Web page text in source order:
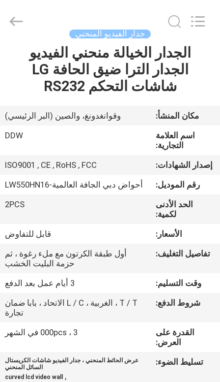
الصفحة
الرئيسية
معلومات
جولة
مراقبة
الجودة
اتصل
جدار الفيديو المنحني
الجدار الخيالة منحني الفيديو
الجدار الترا ضيق الحافة LG
شاشات التحكم RS232
مكان المنشأ:
وقوانغدونغ، والصين (البر الرئيسي)
اسم العلامة
التجارية:
DDW
إصدار الشهادات:
ISO9001 , CE , RoHS , FCC
رقم الموديل:
أحواض دبي الجافة العالمية-LW550HN16
الحد الأدنى
لكمية:
2PCS
الأسعار:
قابل للتفاوض
تفاصيل التغليف:
أول طبقة الكرتون مع ملء رغوة ، ثم
حزمة البليت الخشب
وقت التسليم:
3 أيام عمل بعد الدفع
شروط الدفع:
T / T ، الغربية ، L / C الاتحاد ، بابا ضمان
تجارة
القدرة على
العرض:
3 ، 000pcs في الشهر
تسليط الضوء:
عرض الحائط المنحني ، جدار الفيديو شاشات الكريستال
السائل المنحني
,
curved lcd video wall